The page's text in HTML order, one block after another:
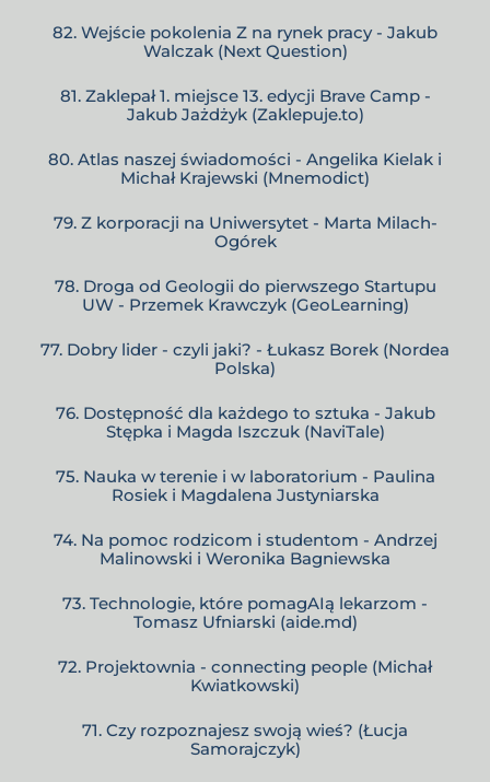
82. Wejście pokolenia Z na rynek pracy - Jakub
Walczak (Next Question)
81. Zaklepał 1. miejsce 13. edycji Brave Camp -
Jakub Jażdżyk (Zaklepuje.to)
80. Atlas naszej świadomości - Angelika Kielak i
Michał Krajewski (Mnemodict)
79. Z korporacji na Uniwersytet - Marta Milach-
Ogórek
78. Droga od Geologii do pierwszego Startupu
UW - Przemek Krawczyk (GeoLearning)
77. Dobry lider - czyli jaki? - Łukasz Borek (Nordea
Polska)
76. Dostępność dla każdego to sztuka - Jakub
Stępka i Magda Iszczuk (NaviTale)
75. Nauka w terenie i w laboratorium - Paulina
Rosiek i Magdalena Justyniarska
74. Na pomoc rodzicom i studentom - Andrzej
Malinowski i Weronika Bagniewska
73. Technologie, które pomagAIą lekarzom -
Tomasz Ufniarski (aide.md)
72. Projektownia - connecting people (Michał
Kwiatkowski)
71. Czy rozpoznajesz swoją wieś? (Łucja
Samorajczyk)